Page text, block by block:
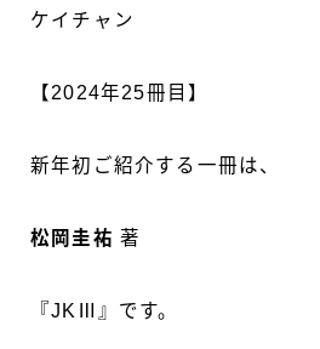
ケイチャン
【2024年25冊目】
新年初ご紹介する一冊は、
松岡圭祐 著
『JKⅢ』です。